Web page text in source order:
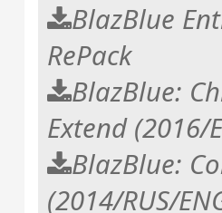
BlazBlue
RePack
BlazBlue:
Extend (2016/
BlazBlue:
(2014/RUS/